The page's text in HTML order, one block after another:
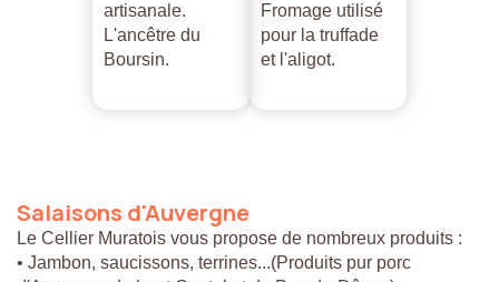
artisanale.
L'ancêtre du
Boursin.
Fromage utilisé
pour la truffade
et l'aligot.
Salaisons d'Auvergne
Le Cellier Muratois vous propose de nombreux produits :
• Jambon, saucissons, terrines...(Produits pur porc